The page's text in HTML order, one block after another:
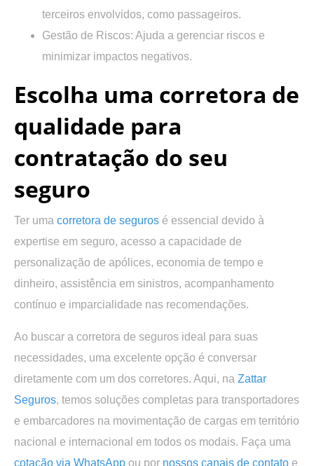
terceiros envolvidos, como passageiros.
Gestão de Riscos: Ajuda a gerenciar riscos e
minimizar impactos negativos.
Escolha uma corretora de
qualidade para
contratação do seu
seguro
Ter uma corretora de seguros é essencial devido à
expertise em seguro, acesso a capacidade de
personalização de apólices, economia de tempo e
dinheiro, assistência em sinistros, acompanhamento
contínuo e imparcialidade nas recomendações.
Ao buscar a corretora de seguros ideal para suas
necessidades, uma excelente opção é conversar
diretamente com um dos corretores. Aqui, na Zattar
Seguros, temos soluções completas para transportadores
e embarcadores na movimentação de cargas em território
nacional e internacional em todos os modais. Faça uma
cotação via WhatsApp ou por nossos canais de contato e